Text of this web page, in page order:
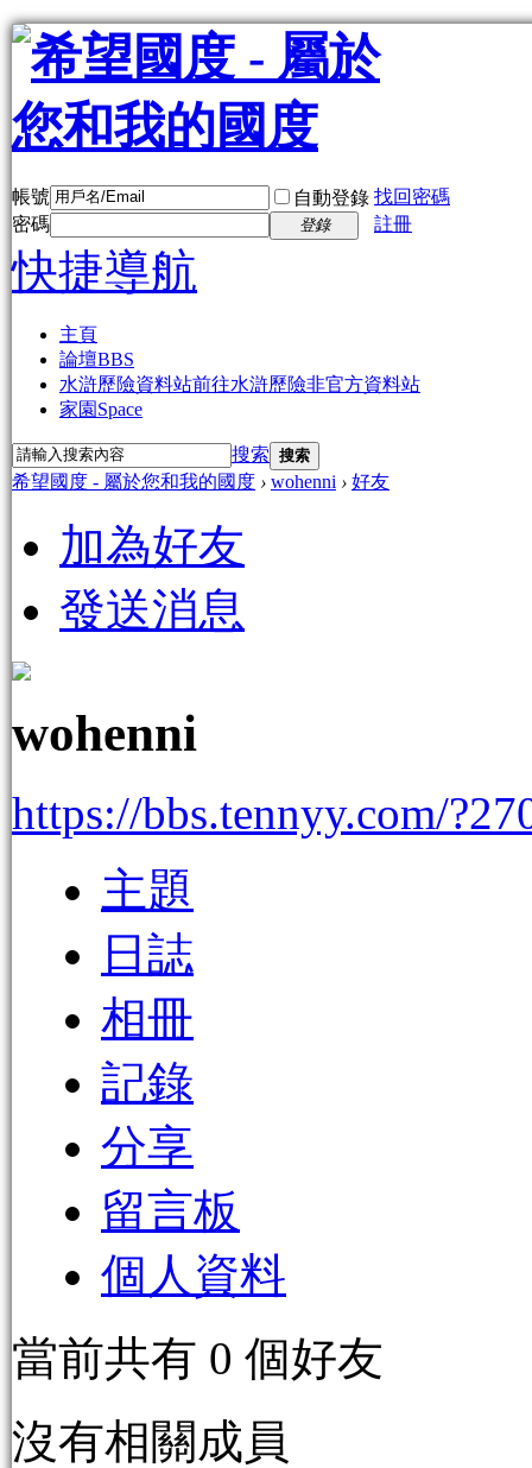
帳號 自動登錄 找回密碼
密碼
登錄 註冊
快捷導航
主頁
論壇BBS
水滸歷險資料站前往水滸歷險非官方資料站
家園 Space
搜索 搜索
希望國度 - 屬於您和我的國度 › wohenni › 好友
加為好友
發送消息
wohenni
https://bbs.tennyy.com/
主題
日誌
相冊
記錄
分享
留言板
個人資料
當前共有 0 個好友
沒有相關成員